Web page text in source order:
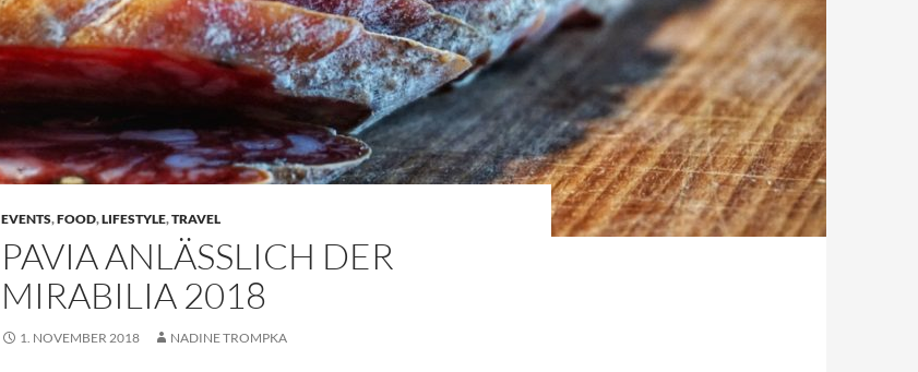
EVENTS,FOOD,LIFESTYLE,TRAVEL
PAVIA ANLÄSSLICH DER
MIRABILIA 2018
1. NOVEMBER 2018 NADINE TROMPKA